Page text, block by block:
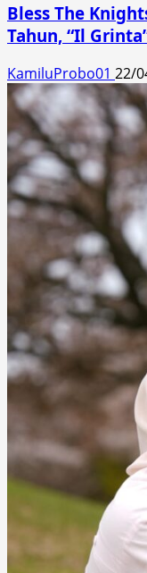
Bless The
Tahun, “Il
KamiluProbo01 22/